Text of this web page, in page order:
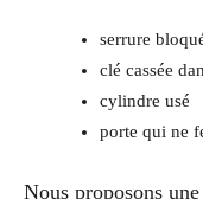
serrure
clé cassée
cylindre usé
porte qui ne
Nous proposons